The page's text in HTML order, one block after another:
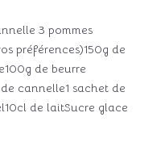
3 pommes
préférences)150g de
de beurre
cannelle1 sachet de
de laitSucre glace